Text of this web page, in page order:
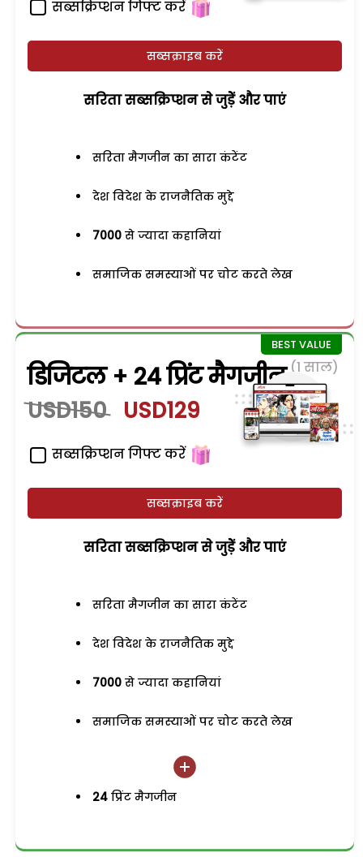
सब्सक्रिप्शन गिफ्ट करें
सब्सक्राइब करें
सरिता सब्सक्रिप्शन से जुड़ेें और पाएं
सरिता मैगजीन का सारा कंटेंट
देश विदेश के राजनैतिक मुद्दे
7000 से ज्यादा कहानियां
समाजिक समस्याओं पर चोट करते लेख
डिजिटल + 24 प्रिंट मैगजीन (1 साल)
USD150 USD129
सब्सक्रिप्शन गिफ्ट करें
सब्सक्राइब करें
सरिता सब्सक्रिप्शन से जुड़ेें और पाएं
सरिता मैगजीन का सारा कंटेंट
देश विदेश के राजनैतिक मुद्दे
7000 से ज्यादा कहानियां
समाजिक समस्याओं पर चोट करते लेख
24 प्रिंट मैगजीन